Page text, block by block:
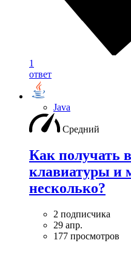
1
ответ
Java
Средний
Как получать
клавиатуры и
несколько?
2 подписчика
29 апр.
177 просмотров